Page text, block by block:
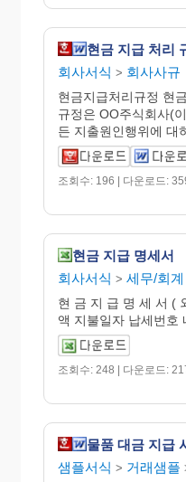
현금 지급 처리
회사서식 > 회사사규
현금지급처리규정 현
규정은 OO주식회사(
든 지출원인행위에 대
조회수: 196 | 다운로드:
현금 지급 명세서
회사서식 > 세무/회계
현 금 지 급 명 세 서 (
액 지불일자 납세번호
조회수: 248 | 다운로드:
물품 대금 지급
샘플서식 > 거래샘플